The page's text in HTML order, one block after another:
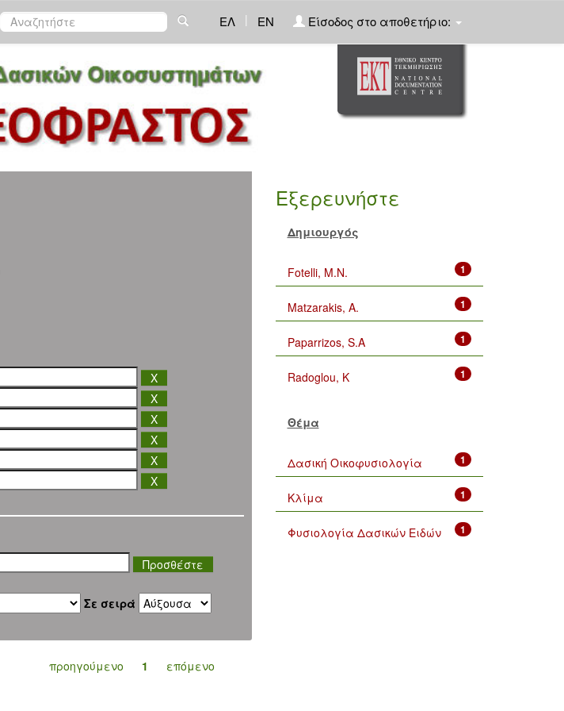
ΕΛ | EN Είσοδος στο αποθετήριο:
Σε σειρά
προηγούμενο 1 επόμενο
Εξερευνήστε
Δημιουργός
1
Fotelli, M.N.
1
Matzarakis, A.
1
Paparrizos, S.A
1
Radoglou, K
Θέμα
1
Δασική Οικοφυσιολογία
1
Κλίμα
1
Φυσιολογία Δασικών Ειδών